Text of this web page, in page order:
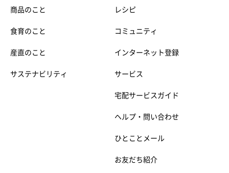
商品のこと
食育のこと
産直のこと
サステナビリティ
レシピ
コミュニティ
インターネット登録
サービス
宅配サービスガイド
ヘルプ・問い合わせ
ひとことメール
お友だち紹介